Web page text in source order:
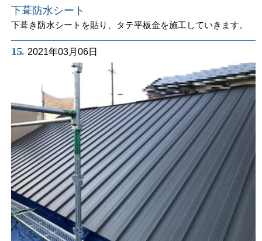
下葺防水シート
下葺き防水シートを貼り、タテ平板金を施工していきます。
15. 2021年03月06日